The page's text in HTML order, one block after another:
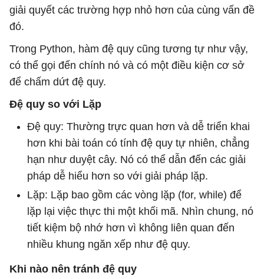
giải quyết các trường hợp nhỏ hơn của cùng vấn đề
đó.
Trong Python, hàm đệ quy cũng tương tự như vậy,
có thể gọi đến chính nó và có một điều kiện cơ sở
để chấm dứt đệ quy.
Đệ quy so với Lặp
Đệ quy: Thường trực quan hơn và dễ triển khai
hơn khi bài toán có tính đệ quy tự nhiên, chẳng
hạn như duyệt cây. Nó có thể dẫn đến các giải
pháp dễ hiểu hơn so với giải pháp lặp.
Lặp: Lặp bao gồm các vòng lặp (for, while) để
lặp lại việc thực thi một khối mã. Nhìn chung, nó
tiết kiệm bộ nhớ hơn vì không liên quan đến
nhiều khung ngăn xếp như đệ quy.
Khi nào nên tránh đệ quy